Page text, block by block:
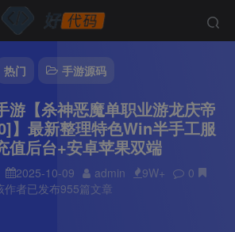
热门 手游源码
游【杀神恶魔单职业游龙庆帝
】最新整理特色Win半手工服
值后台+安卓苹果双端
2025-10-09 admin 9W+
0
作者已发布955篇文章